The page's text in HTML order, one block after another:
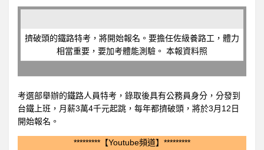
擠破頭的鐵路特考，將開始報名。要擔任佐級養路工，體力
相當重要，要加考體能測驗。 本報資料照
考選部舉辦的鐵路人員特考，錄取後具有公務員身分，分發到
台鐵上班，月薪3萬4千元起跳，每年都擠破頭，將於3月12日
開始報名。
*********【Youtube頻道】*********